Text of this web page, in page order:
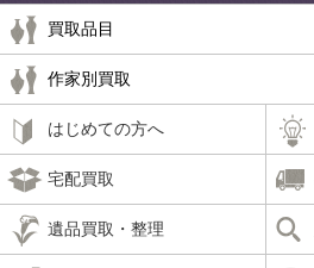
買取品目
作家別買取
はじめての方へ
宅配買取
遺品買取・整理